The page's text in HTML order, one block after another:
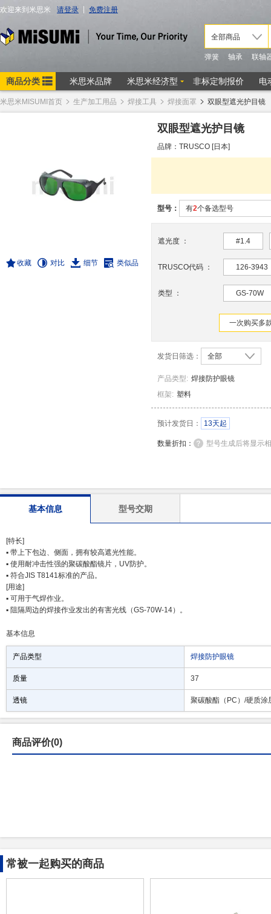
米思米MISUMI首页 生产加工用品 焊接工具 焊接面罩 双眼型遮光护目镜
收藏 对比 细节 类似品
双眼型遮光护目镜
品牌：TRUSCO [日本]
型号： 有2个备选型号
遮光度 ： #1.4
TRUSCO代码 ： 126-3943
类型 ： GS-70W
一次购买多
发货日筛选： 全部
产品类型: 焊接防护眼镜
框架: 塑料
预计发货日： 13天起
数量折扣： 型号生成后将显示
基本信息 型号交期
[特长]
▪ 带上下包边、侧面，拥有较高遮光性能。
▪ 使用耐冲击性强的聚碳酸酯镜片，UV防护。
▪ 符合JIS T8141标准的产品。
[用途]
▪ 可用于气焊作业。
▪ 阻隔周边的焊接作业发出的有害光线（GS-70W-14）。
基本信息
产品类型 焊接防护眼镜
质量 37
透镜 聚碳酸酯（PC）/硬质涂
商品评价(0)
常被一起购买的商品